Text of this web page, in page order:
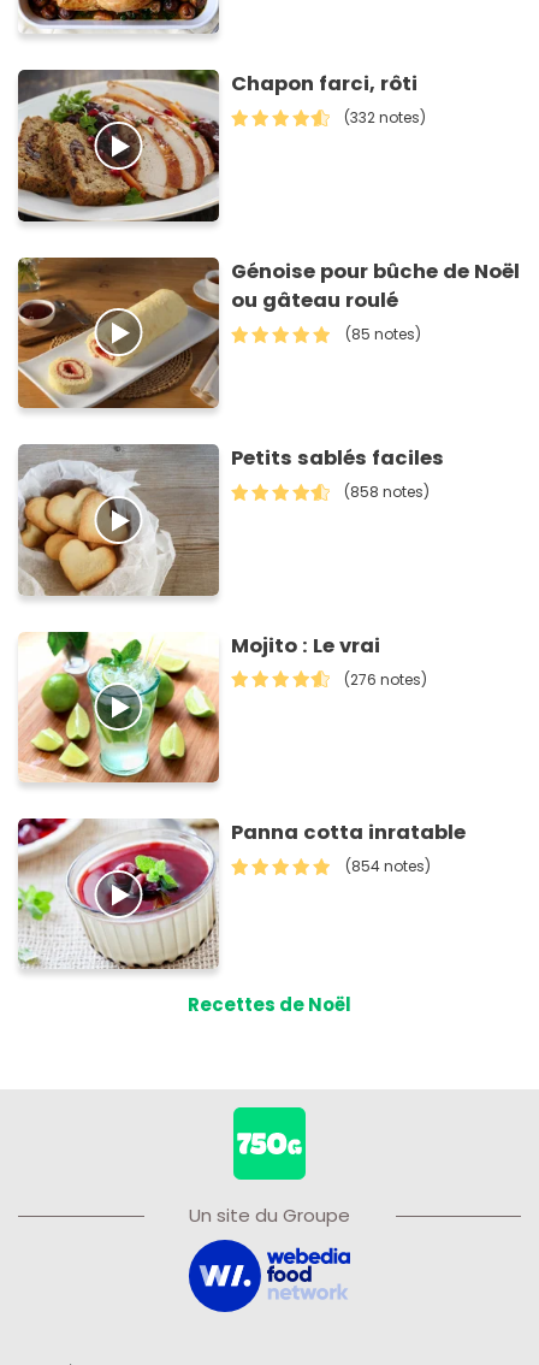
Chapon farci, rôti
(332 notes)
Génoise pour bûche de Noël
ou gâteau roulé
(85 notes)
Petits sablés faciles
(858 notes)
Mojito : Le vrai
(276 notes)
Panna cotta inratable
(854 notes)
Recettes de Noël
Un site du Groupe